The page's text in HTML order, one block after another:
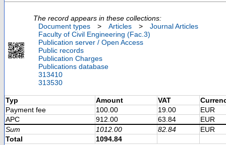
The record appears in these collections:
Document types
> Articles >
Journal Articles
Faculty of Civil Engineering (Fac.3)
Publication server / Open Access
Public records
Publication Charges
Publications database
313410
313530
Typ Amount VAT
Payment fee
100.00 19.00
EUR
APC
912.00 63.84
EUR
Sum
1012.00 82.84
EUR
Total
1094.84